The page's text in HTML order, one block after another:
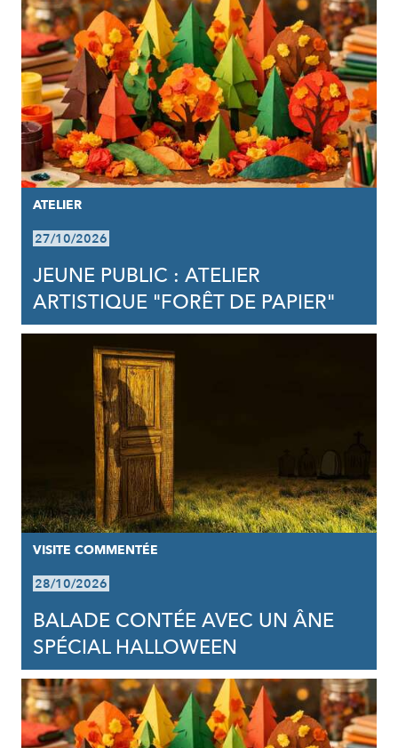
ATELIER
27/10/2026
JEUNE PUBLIC : ATELIER
ARTISTIQUE "FORÊT DE PAPIER"
VISITE COMMENTÉE
28/10/2026
BALADE CONTÉE AVEC UN ÂNE
SPÉCIAL HALLOWEEN